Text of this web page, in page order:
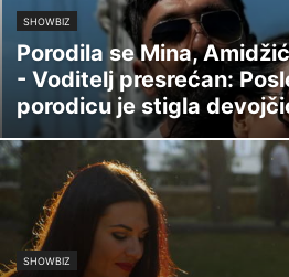
SHOWBIZ
Porodila se Mina,
- Voditelj presrećan:
porodicu je stigla
SHOWBIZ